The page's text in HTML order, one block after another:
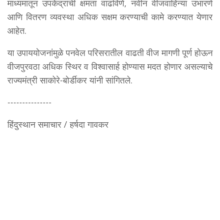
माध्यमातून उपकेंद्रांची क्षमता वाढविणे, नवीन वीजवाहिन्या उभारणे
आणि वितरण व्यवस्था अधिक सक्षम करण्याची कामे करण्यात येणार
आहेत.
या उपाययोजनांमुळे पनवेल परिसरातील वाढती वीज मागणी पूर्ण होऊन
वीजपुरवठा अधिक स्थिर व विश्वासार्ह होण्यास मदत होणार असल्याचे
राज्यमंत्री साकोरे-बोर्डीकर यांनी सांगितले.
---------------
हिंदुस्थान समाचार / हर्षदा गावकर